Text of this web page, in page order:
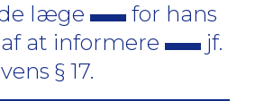
læge
for hans
at informere
jf.
§ 17.